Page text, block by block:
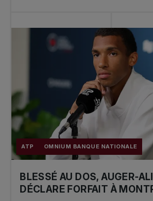
ATP OMNIUM BANQUE NATIONALE
BLESSÉ AU DOS, AUGER-
DÉCLARE FORFAIT À